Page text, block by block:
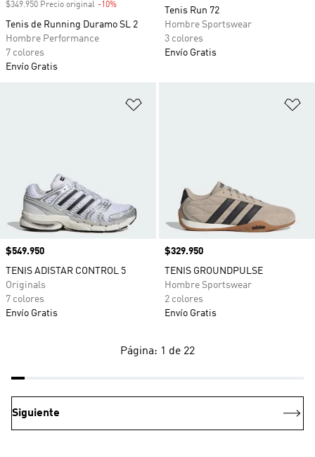
$349.950 Precio original -10%
Tenis de Running Duramo SL 2
Hombre Performance
7 colores
Envío Gratis
Tenis Run 72
Hombre Sportswear
3 colores
Envío Gratis
Precio
$549.950
TENIS ADISTAR CONTROL 5
Originals
7 colores
Envío Gratis
Precio
$329.950
TENIS GROUNDPULSE
Hombre Sportswear
2 colores
Envío Gratis
Página: 1 de 22
Siguiente